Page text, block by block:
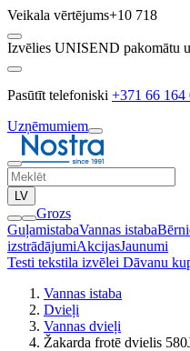
Veikala vērtējums+10 718
Izvēlies UNISEND pakomātu
Pasūtīt telefoniski +371 66 164
Uzņēmumiem
LV
Grozs
GuļamistabaVannas istaba
izstrādājumiAkcijasJaunumi
Testi tekstila izvēlei Dāvanu
Vannas istaba
Dvieļi
Vannas dvieļi
Žakarda frotē dvielis